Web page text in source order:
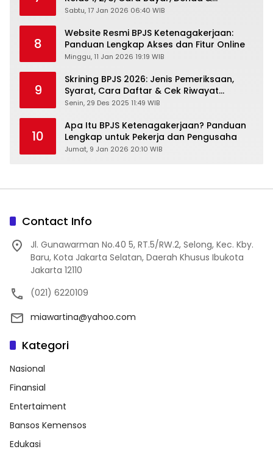
Panduan Lengkap Peserta JKN-KIS
Sabtu, 17 Jan 2026 06:40 WIB
8
Website Resmi BPJS Ketenagakerjaan:
Panduan Lengkap Akses dan Fitur Online
Minggu, 11 Jan 2026 19:19 WIB
9
Skrining BPJS 2026: Jenis Pemeriksaan,
Syarat, Cara Daftar & Cek Riwayat
Kesehatan Gratis
Senin, 29 Des 2025 11:49 WIB
10
Apa Itu BPJS Ketenagakerjaan? Panduan
Lengkap untuk Pekerja dan Pengusaha
Jumat, 9 Jan 2026 20:10 WIB
Contact Info
Jl. Gunawarman No.40 5, RT.5/RW.2, Selong, Kec. Kby.
Baru, Kota Jakarta Selatan, Daerah Khusus Ibukota
Jakarta 12110
(021) 6220109
miawartina@yahoo.com
Kategori
Nasional
Finansial
Entertaiment
Bansos Kemensos
Edukasi